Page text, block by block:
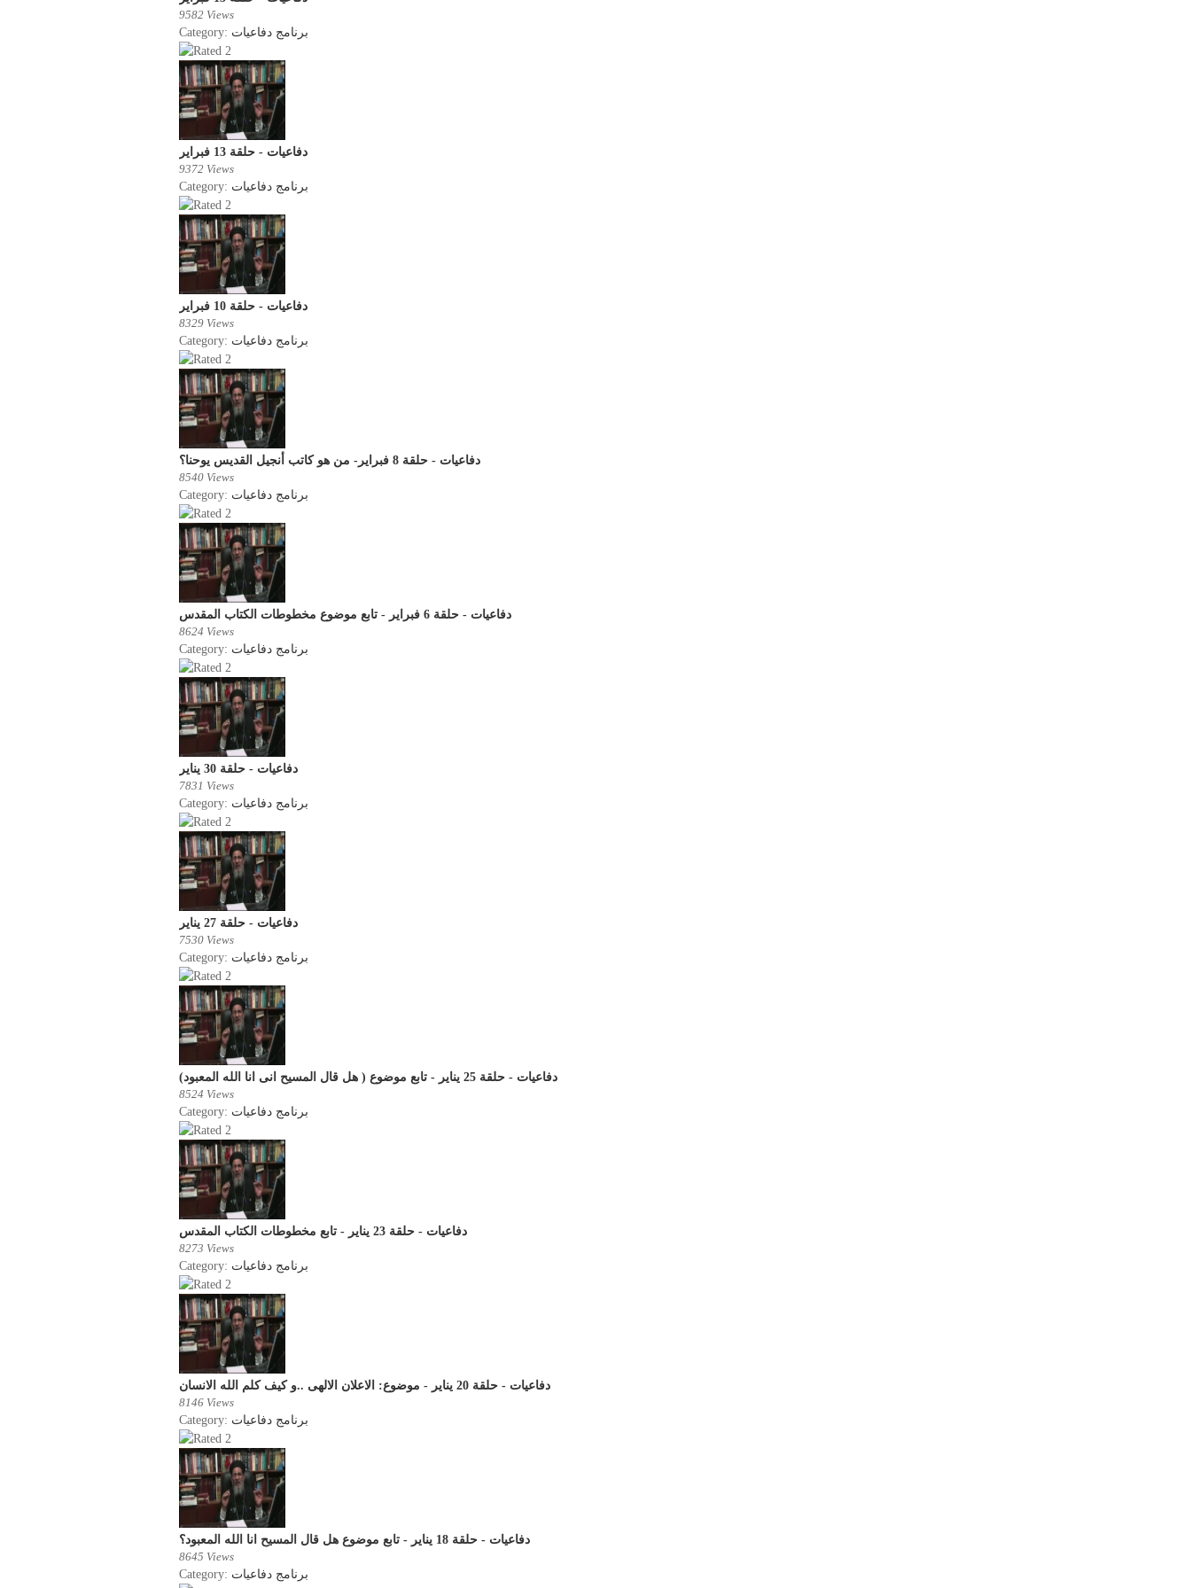
9582 Views
Category: برنامج دفاعيات
دفاعيات - حلقة 13 فبراير
9372 Views
Category: برنامج دفاعيات
دفاعيات - حلقة 10 فبراير
8329 Views
Category: برنامج دفاعيات
دفاعيات - حلقة 8 فبراير- من هو كاتب أنجيل القديس يوحنا؟
8540 Views
Category: برنامج دفاعيات
دفاعيات - حلقة 6 فبراير - تابع موضوع مخطوطات الكتاب المقدس
8624 Views
Category: برنامج دفاعيات
دفاعيات - حلقة 30 يناير
7831 Views
Category: برنامج دفاعيات
دفاعيات - حلقة 27 يناير
7530 Views
Category: برنامج دفاعيات
دفاعيات - حلقة 25 يناير - تابع موضوع ( هل قال المسيح انى انا الله المعبود)
8524 Views
Category: برنامج دفاعيات
دفاعيات - حلقة 23 يناير - تابع مخطوطات الكتاب المقدس
8273 Views
Category: برنامج دفاعيات
دفاعيات - حلقة 20 يناير - موضوع: الاعلان الالهى ..و كيف كلم الله الانسان
8146 Views
Category: برنامج دفاعيات
دفاعيات - حلقة 18 يناير - تابع موضوع هل قال المسيح انا الله المعبود؟
8645 Views
Category: برنامج دفاعيات